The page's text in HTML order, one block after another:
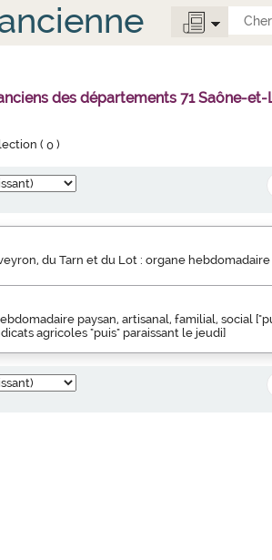
des départements 71 Saône-et-
(0 )
du Tarn et du Lot : organe
paysan, artisanal, familial, social
agricoles "puis" paraissant le jeudi]